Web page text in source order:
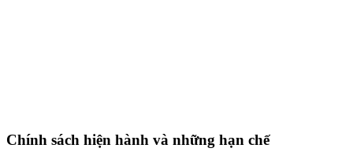
Chính sách hiện hành và những hạn chế